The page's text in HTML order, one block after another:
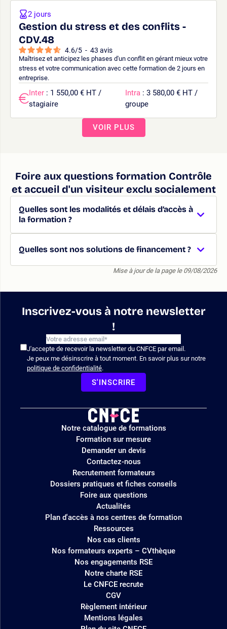
Gestion du stress et des conflits -
CDV.48
4.6/5 - 43 avis
Maîtrisez et anticipez les phases d'un conflit en gérant mieux votre
stress et votre communication avec cette formation de 2 jours en
entreprise.
2 jours
Inter : 1 550,00 € HT /
stagiaire
Intra : 3 580,00 € HT /
groupe
VOIR PLUS
Foire aux questions formation Contrôle
et accueil d'un visiteur exclu socialement
Quelles sont les modalités et délais d’accès à
la formation ?
Quelles sont nos solutions de financement ?
Mise à jour de la page le 09/08/2026
Inscrivez-vous à notre newsletter
!
J'accepte de recevoir la newsletter du CNFCE par email.
Je peux me désinscrire à tout moment. En savoir plus sur notre
politique de confidentialité.
S'INSCRIRE
Logo
site
Notre catalogue de formations
Formation sur mesure
Demander un devis
Contactez-nous
Recrutement formateurs
Dossiers pratiques et fiches conseils
Foire aux questions
Actualités
Plan d'accès à nos centres de formation
Ressources
Nos cas clients
Nos formateurs experts – CVthèque
Nos engagements RSE
Notre charte RSE
Le CNFCE recrute
CGV
Règlement intérieur
Mentions légales